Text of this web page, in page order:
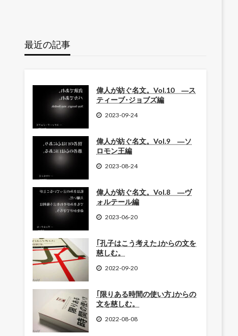
最近の記事
偉人が紡ぐ名文。Vol.10 ―ス
ティーブ･ジョブズ編
2023-09-24
偉人が紡ぐ名文。Vol.9 ―ソ
ロモン王編
2023-08-24
偉人が紡ぐ名文。Vol.8 ―ヴ
ォルテール編
2023-06-20
｢孔子はこう考えた｣からの文を
慈しむ。
2022-09-20
｢限りある時間の使い方｣からの
文を慈しむ。
2022-08-08